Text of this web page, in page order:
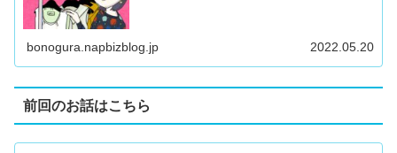
bonogura.napbizblog.jp 2022.05.20
前回のお話はこちら